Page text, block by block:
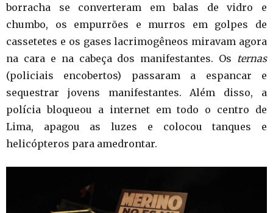
borracha se converteram em balas de vidro e
chumbo, os empurrões e murros em golpes de
cassetetes e os gases lacrimogêneos miravam agora
na cara e na cabeça dos manifestantes. Os ternas
(policiais encobertos) passaram a espancar e
sequestrar jovens manifestantes. Além disso, a
polícia bloqueou a internet em todo o centro de
Lima, apagou as luzes e colocou tanques e
helicópteros para amedrontar.